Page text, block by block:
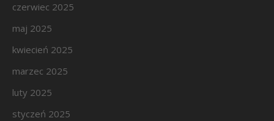
czerwiec 2025
maj 2025
kwiecień 2025
marzec 2025
luty 2025
styczeń 2025